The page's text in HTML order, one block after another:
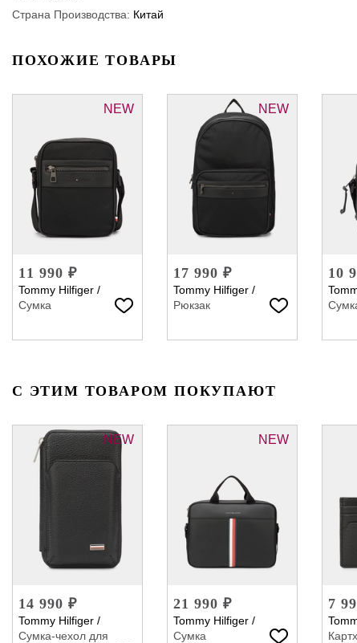
Страна Производства: Китай
ПОХОЖИЕ ТОВАРЫ
NEW
11 990 ₽
Tommy Hilfiger /
Сумка
NEW
17 990 ₽
Tommy Hilfiger /
Рюкзак
10
С ЭТИМ ТОВАРОМ ПОКУПАЮТ
NEW
14 990 ₽
Tommy Hilfiger /
Сумка-чехол для
NEW
21 990 ₽
Tommy Hilfiger /
Сумка
7